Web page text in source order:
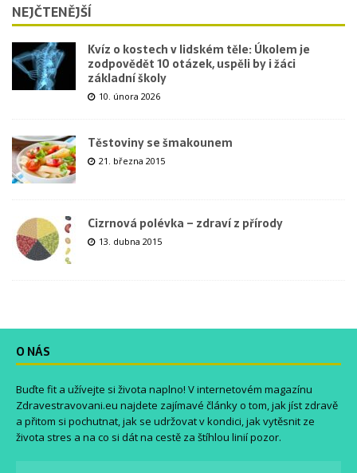
NEJČTENĚJŠÍ
Kvíz o kostech v lidském těle: Úkolem je
zodpovědět 10 otázek, uspěli by i žáci
základní školy
10. února 2026
Těstoviny se šmakounem
21. března 2015
Cizrnová polévka – zdraví z přírody
13. dubna 2015
O NÁS
Buďte fit a užívejte si života naplno! V internetovém magazínu
Zdravestravovani.eu najdete zajímavé články o tom, jak jíst zdravě
a přitom si pochutnat, jak se udržovat v kondici, jak vytěsnit ze
života stres a na co si dát na cestě za štíhlou linií pozor.